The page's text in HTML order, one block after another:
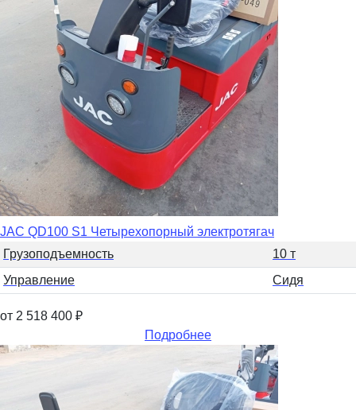
JAC QD100 S1 Четырехопорный электротягач
Грузоподъемность
10 т
Управление
Сидя
от 2 518 400 ₽
Подробнее